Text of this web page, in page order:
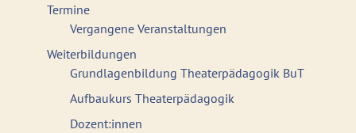
Termine
Vergangene Veranstaltungen
Weiterbildungen
Grundlagenbildung Theaterpädagogik BuT
Aufbaukurs Theaterpädagogik
Dozent:innen